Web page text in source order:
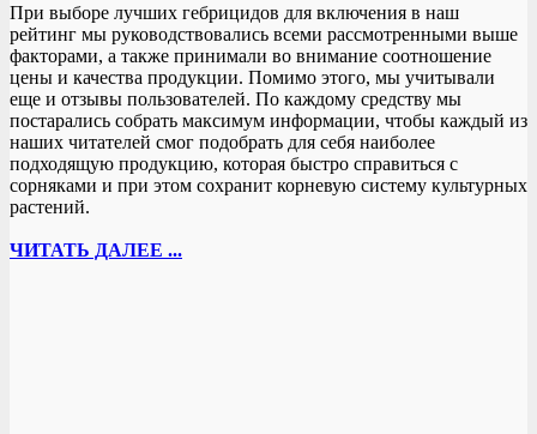
При выборе лучших гебрицидов для включения в наш
рейтинг мы руководствовались всеми рассмотренными выше
факторами, а также принимали во внимание соотношение
цены и качества продукции. Помимо этого, мы учитывали
еще и отзывы пользователей. По каждому средству мы
постарались собрать максимум информации, чтобы каждый из
наших читателей смог подобрать для себя наиболее
подходящую продукцию, которая быстро справиться с
сорняками и при этом сохранит корневую систему культурных
растений.
ЧИТАТЬ ДАЛЕЕ ...